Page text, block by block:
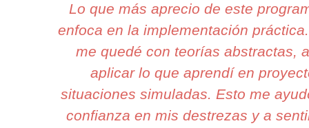
Lo que más aprecio de este
enfoca en la implementación
me quedé con teorías abstractas,
aplicar lo que aprendí en
situaciones simuladas. Esto me
confianza en mis destrezas y a